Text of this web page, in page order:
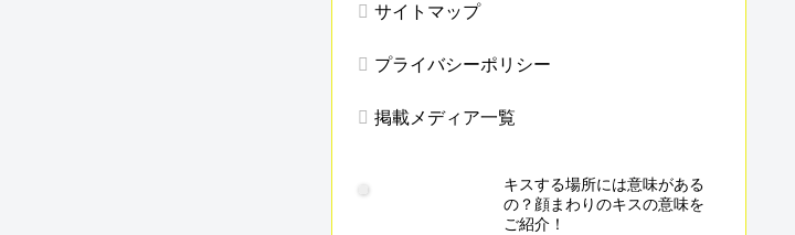
サイトマップ
プライバシーポリシー
掲載メディア一覧
キスする場所には意味がある
の？顔まわりのキスの意味を
ご紹介！